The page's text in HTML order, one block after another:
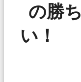
の勝
い！